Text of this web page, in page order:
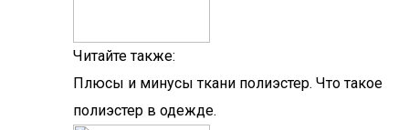
Читайте также:
Плюсы и минусы ткани полиэстер. Что такое
полиэстер в одежде.